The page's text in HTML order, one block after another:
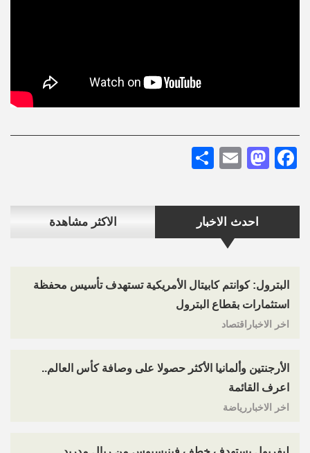
احدث الاخبار الاكثر مشاهدة
البترول: كوانتم كابيتال الأمريكية تستهدف تأسيس محفظة
استثمارات بقطاع البترول
اخر الاخباراقتصاد
الأرجنتين وألمانيا الأكثر حصولا على وصافة كأس العالم..
اعرف القائمة
اخر الاخباررياضة
Facebook
Mastodon
Email